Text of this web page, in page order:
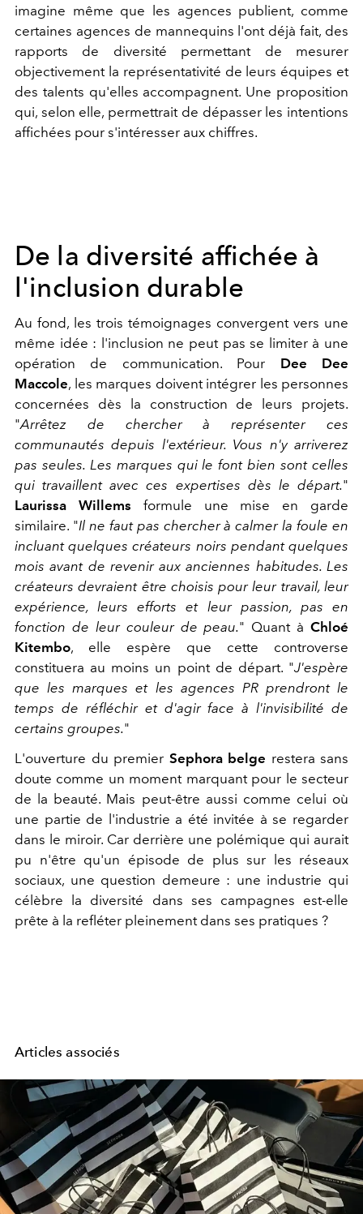
imagine même que les agences publient, comme
certaines agences de mannequins l'ont déjà fait, des
rapports de diversité permettant de mesurer
objectivement la représentativité de leurs équipes et
des talents qu'elles accompagnent. Une proposition
qui, selon elle, permettrait de dépasser les intentions
affichées pour s'intéresser aux chiffres.
De la diversité affichée à
l'inclusion durable
Au fond, les trois témoignages convergent vers une
même idée : l'inclusion ne peut pas se limiter à une
opération de communication. Pour Dee Dee
Maccole, les marques doivent intégrer les personnes
concernées dès la construction de leurs projets.
"Arrêtez de chercher à représenter ces
communautés depuis l'extérieur. Vous n'y arriverez
pas seules. Les marques qui le font bien sont celles
qui travaillent avec ces expertises dès le départ."
Laurissa Willems formule une mise en garde
similaire. "Il ne faut pas chercher à calmer la foule en
incluant quelques créateurs noirs pendant quelques
mois avant de revenir aux anciennes habitudes. Les
créateurs devraient être choisis pour leur travail, leur
expérience, leurs efforts et leur passion, pas en
fonction de leur couleur de peau." Quant à Chloé
Kitembo, elle espère que cette controverse
constituera au moins un point de départ. "J'espère
que les marques et les agences PR prendront le
temps de réfléchir et d'agir face à l'invisibilité de
certains groupes."
L'ouverture du premier Sephora belge restera sans
doute comme un moment marquant pour le secteur
de la beauté. Mais peut-être aussi comme celui où
une partie de l'industrie a été invitée à se regarder
dans le miroir. Car derrière une polémique qui aurait
pu n'être qu'un épisode de plus sur les réseaux
sociaux, une question demeure : une industrie qui
célèbre la diversité dans ses campagnes est-elle
prête à la refléter pleinement dans ses pratiques ?
Articles associés